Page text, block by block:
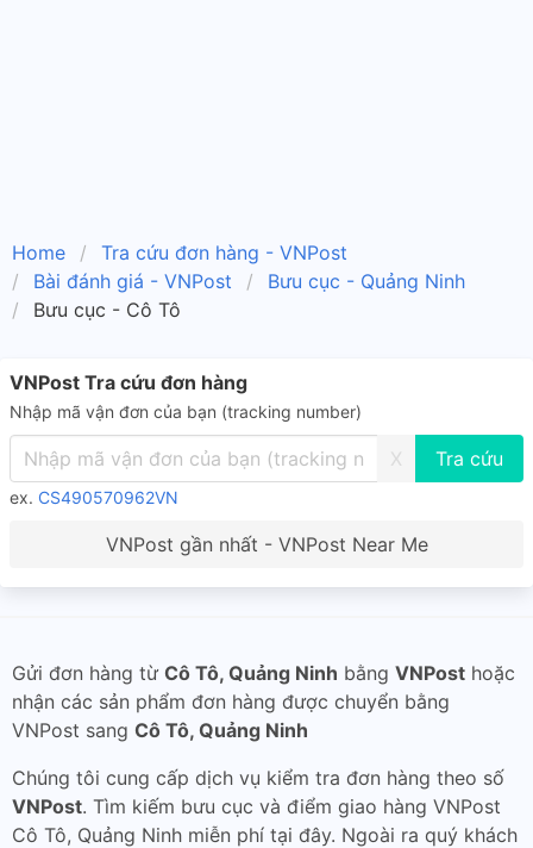
Home
Tra cứu đơn hàng - VNPost
Bài đánh giá - VNPost
Bưu cục - Quảng Ninh
Bưu cục - Cô Tô
VNPost Tra cứu đơn hàng
Nhập mã vận đơn của bạn (tracking number)
X
ex. CS490570962VN
VNPost gần nhất - VNPost Near Me
Gửi đơn hàng từ Cô Tô, Quảng Ninh bằng VNPost hoặc
nhận các sản phẩm đơn hàng được chuyển bằng
VNPost sang Cô Tô, Quảng Ninh
Chúng tôi cung cấp dịch vụ kiểm tra đơn hàng theo số
VNPost. Tìm kiếm bưu cục và điểm giao hàng VNPost
Cô Tô, Quảng Ninh miễn phí tại đây. Ngoài ra quý khách